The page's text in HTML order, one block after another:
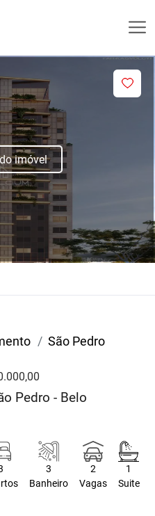
imóvel
São Pedro
Pedro - Belo
3
Banheiro
2
Vagas
1
Suite